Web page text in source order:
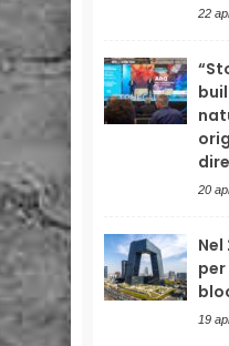
22
20
19